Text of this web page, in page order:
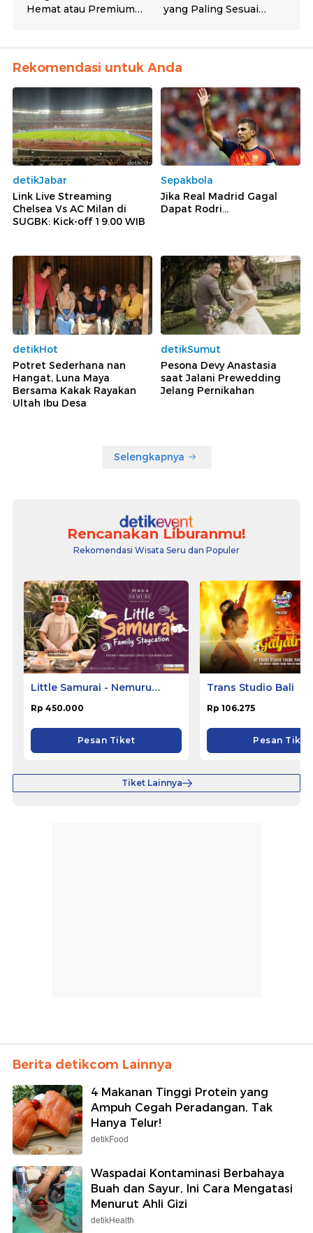
Rekomendasi untuk Anda
detikJabar
Link Live Streaming
Chelsea Vs AC Milan di
SUGBK: Kick-off 19.00 WIB
Sepakbola
Jika Real Madrid Gagal
Dapat Rodri...
detikHot
Potret Sederhana nan
Hangat, Luna Maya
Bersama Kakak Rayakan
Ultah Ibu Desa
detikSumut
Pesona Devy Anastasia
saat Jalani Prewedding
Jelang Pernikahan
Selengkapnya
Rencanakan Liburanmu!
Rekomendasi Wisata Seru dan Populer
Little Samurai - Nemuru
Rp 450.000
Pesan Tiket
Trans Studio Bali
Rp 106.275
Pesan Tiket
Tiket Lainnya
Berita detikcom Lainnya
4 Makanan Tinggi Protein yang
Ampuh Cegah Peradangan, Tak
Hanya Telur!
detikFood
Waspadai Kontaminasi Berbahaya
Buah dan Sayur, Ini Cara Mengatasi
Menurut Ahli Gizi
detikHealth